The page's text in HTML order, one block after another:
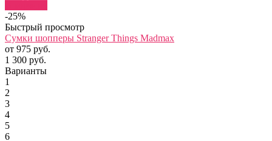
-25%
Быстрый просмотр
Сумки шопперы Stranger Things Madmax
от 975 руб.
1 300 руб.
Варианты
1
2
3
4
5
6